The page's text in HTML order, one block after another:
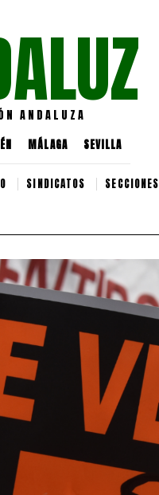
ANDALUZA
MÁLAGA SEVILLA
SINDICATOS SECCIONES